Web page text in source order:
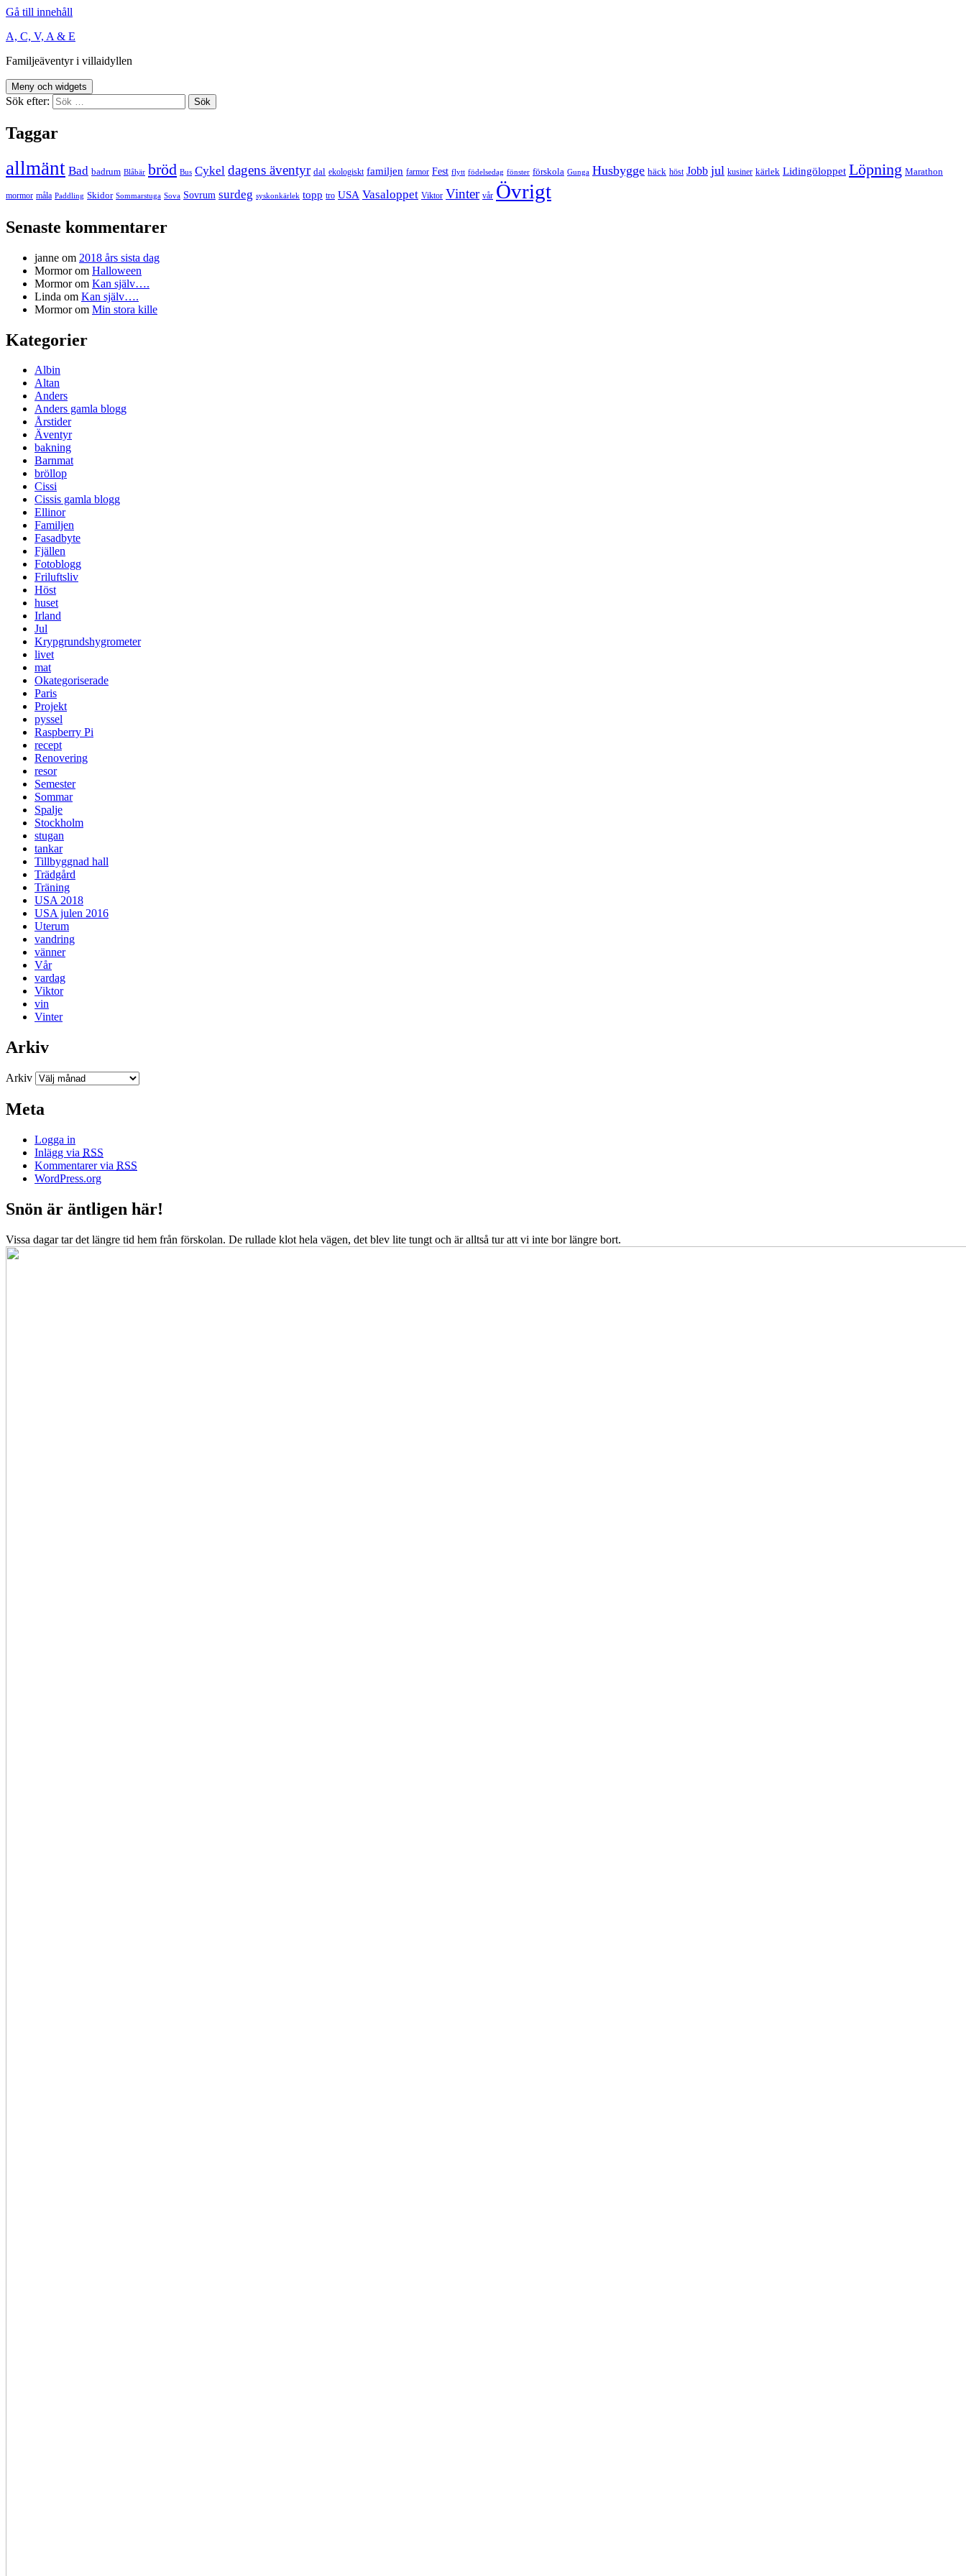
Gå till innehåll
A, C, V, A & E
Familjeäventyr i villaidyllen
Meny och widgets
Sök efter:
Taggar
allmänt Bad badrum Blåbär bröd Bus Cykel dagens äventyr dal ekologiskt familjen farmor Fest flytt födelsedag fönster förskola Gunga Husbygge häck höst Jobb jul kusiner kärlek Lidingöloppet Löpning Marathon
mormor måla Paddling Skidor Sommarstuga Sova Sovrum surdeg syskonkärlek topp tro USA Vasaloppet Viktor Vinter vår Övrigt
Senaste kommentarer
janne om 2018 års sista dag
Mormorom Halloween
Mormorom Kan själv….
Linda om Kan själv….
Mormorom Min stora kille
Kategorier
Albin
Altan
Anders
Anders gamla blogg
Årstider
Äventyr
bakning
Barnmat
bröllop
Cissi
Cissis gamla blogg
Ellinor
Familjen
Fasadbyte
Fjällen
Fotoblogg
Friluftsliv
Höst
huset
Irland
Jul
Krypgrundshygrometer
livet
mat
Okategoriserade
Paris
Projekt
pyssel
Raspberry Pi
recept
Renovering
resor
Semester
Sommar
Spalje
Stockholm
stugan
tankar
Tillbyggnad hall
Trädgård
Träning
USA 2018
USA julen 2016
Uterum
vandring
vänner
Vår
vardag
Viktor
vin
Vinter
Arkiv
Arkiv
Meta
Logga in
Inlägg via RSS
Kommentarer via RSS
WordPress.org
Snön är äntligen här!
Vissa dagar tar det längre tid hem från förskolan. De rullade klot hela vägen, det blev lite tungt och är alltså tur att vi inte bor längre bort.